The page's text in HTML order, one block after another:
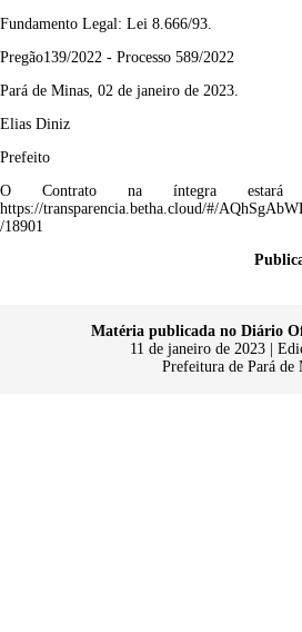
Fundamento Legal: Lei 8.666/93.
Pregão139/2022 - Processo 589/2022
Pará de Minas, 02 de janeiro de 2023.
Elias Diniz
Prefeito
O Contrato na íntegra estará
https://transparencia.betha.cloud/#/
/18901
Matéria publicada no Diário
11 de janeiro de 2023 |
Prefeitura de Pará de